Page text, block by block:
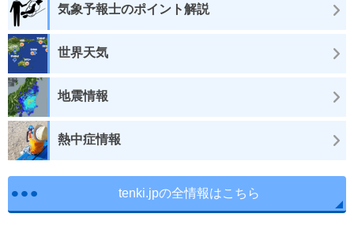
気象予報士のポイント解説
世界天気
地震情報
熱中症情報
tenki.jpの全情報はこちら